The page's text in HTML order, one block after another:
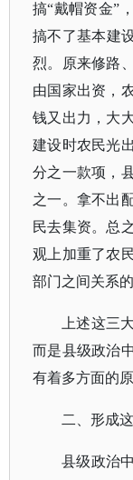
搞“戴帽资金”
搞不了基本建
烈。原来修路
由国家出资，
钱又出力，大
建设时农民光
分之一款项，
之一。拿不出
民去集资。总
观上加重了农
部门之间关系的
上述这三
而是县级政治
有着多方面的原
二、形成
县级政治